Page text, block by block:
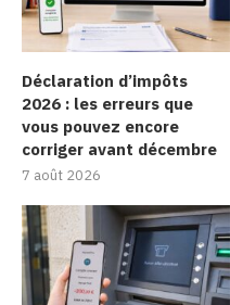
Déclaration d’impôts
2026 : les erreurs que
vous pouvez encore
corriger avant décembre
7 août 2026